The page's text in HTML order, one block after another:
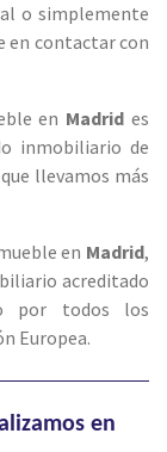
o simplemente
en contactar con
en Madrides
inmobiliario de
llevamos más
en Madrid,
acreditado
por todos los
Europea.
en